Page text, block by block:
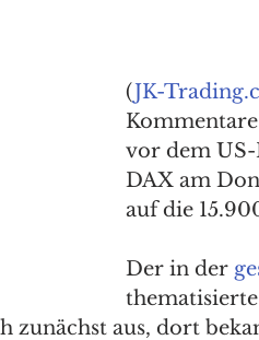
(JK-
vor dem US-
DAX am
auf die
Der in der
zunächst aus, dort